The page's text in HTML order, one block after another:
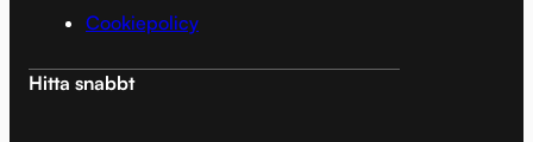
Cookiepolicy
Hitta snabbt